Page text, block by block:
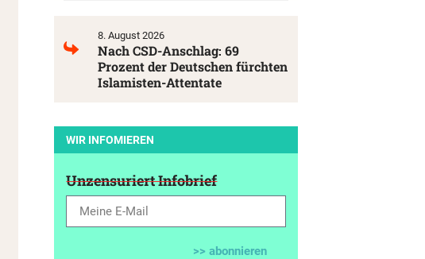
8. August 2026
Nach CSD-Anschlag: 69
Prozent der Deutschen fürchten
Islamisten-Attentate
WIR INFOMIEREN
Unzensuriert Infobrief
>> abonnieren